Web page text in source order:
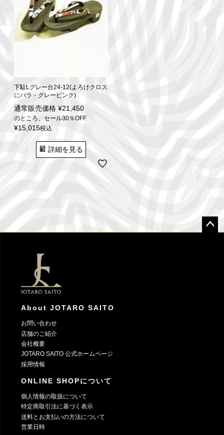
下駄Lグレー台24-12(よろけクロス
にバラ・グレーピンク)
通常販売価格 ¥21,450
のところ、セール30％OFF
¥15,015税込
詳細を見る
About JOTARO SAITO
お問い合わせ
店舗のご紹介
会社概要
JOTARO SAITO 公式ホームページ
採用情報
ONLINE SHOPについて
個人情報の取扱について
特定商取引法に基づく表示
送料とお支払いの方法について
営業日時